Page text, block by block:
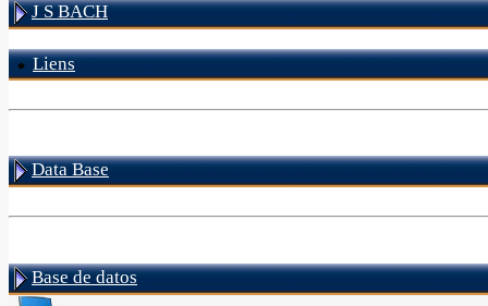
J S BACH
Liens
Data Base
Base de datos